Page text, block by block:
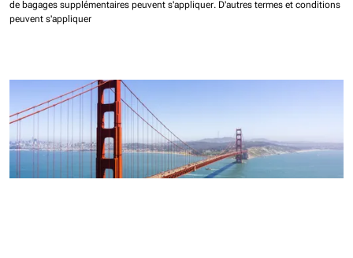
de bagages supplémentaires peuvent s'appliquer. D'autres termes et conditions
peuvent s'appliquer